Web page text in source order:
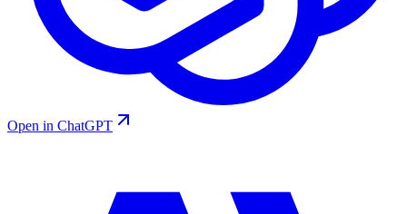
Open in ChatGPT